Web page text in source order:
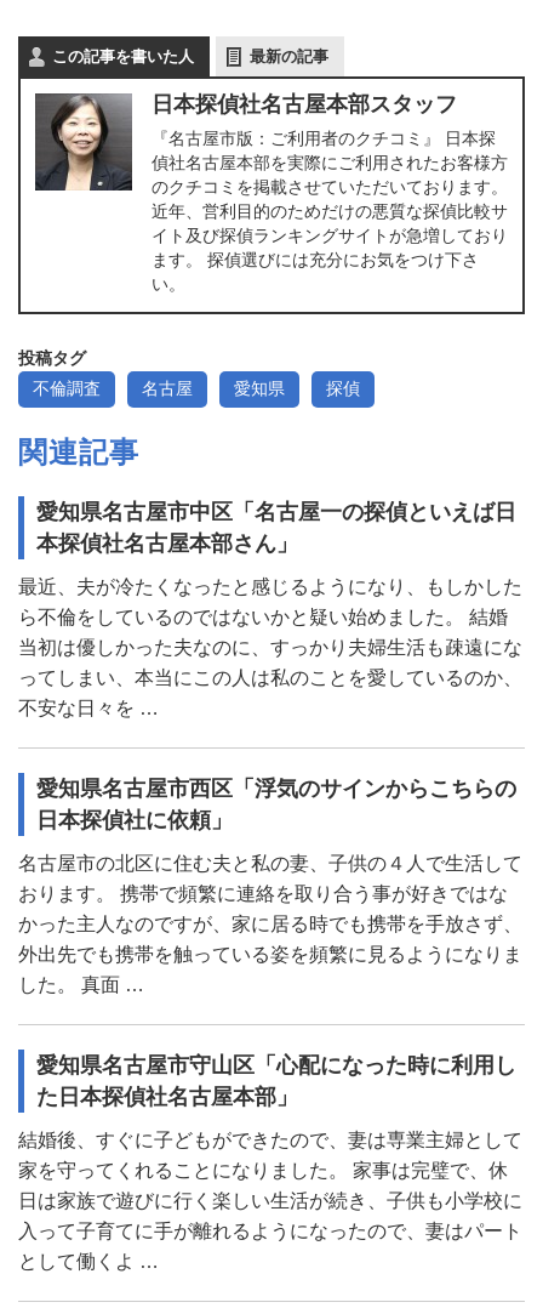
この記事を書いた人 最新の記事
日本探偵社名古屋本部スタッフ
『名古屋市版：ご利用者のクチコミ』 日本探
偵社名古屋本部を実際にご利用されたお客様方
のクチコミを掲載させていただいております。
近年、営利目的のためだけの悪質な探偵比較サ
イト及び探偵ランキングサイトが急増しており
ます。 探偵選びには充分にお気をつけ下さ
い。
投稿タグ
不倫調査
名古屋 愛知県 探偵
関連記事
愛知県名古屋市中区「名古屋一の探偵といえば日
本探偵社名古屋本部さん」
最近、夫が冷たくなったと感じるようになり、もしかした
ら不倫をしているのではないかと疑い始めました。 結婚
当初は優しかった夫なのに、すっかり夫婦生活も疎遠にな
ってしまい、本当にこの人は私のことを愛しているのか、
不安な日々を …
愛知県名古屋市西区「浮気のサインからこちらの
日本探偵社に依頼」
名古屋市の北区に住む夫と私の妻、子供の４人で生活して
おります。 携帯で頻繁に連絡を取り合う事が好きではな
かった主人なのですが、家に居る時でも携帯を手放さず、
外出先でも携帯を触っている姿を頻繁に見るようになりま
した。 真面 …
愛知県名古屋市守山区「心配になった時に利用し
た日本探偵社名古屋本部」
結婚後、すぐに子どもができたので、妻は専業主婦として
家を守ってくれることになりました。 家事は完璧で、休
日は家族で遊びに行く楽しい生活が続き、子供も小学校に
入って子育てに手が離れるようになったので、妻はパート
として働くよ …